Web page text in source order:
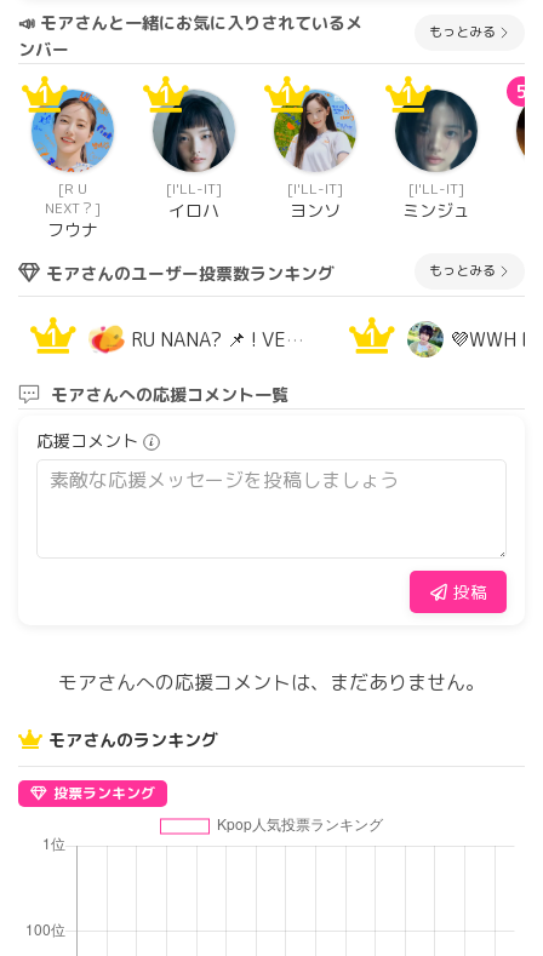
📣 モアさんと一緒にお気に入りされているメ
ンバー
もっとみる
1
[R U
NEXT？]
フウナ
1
[I'LL-IT]
イロハ
1
[I'LL-IT]
ヨンソ
1
[I'LL-IT]
ミンジュ
5
モアさんのユーザー投票数ランキング もっとみる
1 RU NANA? 📌 ! VERÁ A WONJIN PELO ROJO
1 💜WWH
モアさんへの応援コメント一覧
応援コメント
投稿
モアさんへの応援コメントは、まだありません。
モアさんのランキング
投票ランキング